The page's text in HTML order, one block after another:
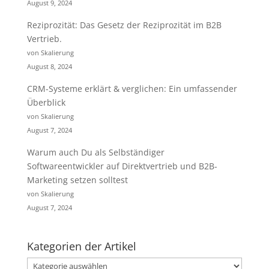
August 9, 2024
Reziprozität: Das Gesetz der Reziprozität im B2B
Vertrieb.
von Skalierung
August 8, 2024
CRM-Systeme erklärt & verglichen: Ein umfassender
Überblick
von Skalierung
August 7, 2024
Warum auch Du als Selbständiger
Softwareentwickler auf Direktvertrieb und B2B-
Marketing setzen solltest
von Skalierung
August 7, 2024
Kategorien der Artikel
Kategorien